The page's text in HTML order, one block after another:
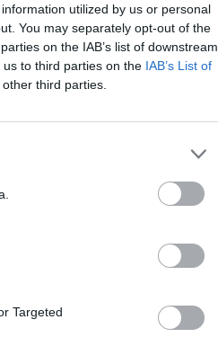
utilized by us or personal
You may separately opt-out of the
on the IAB’s list of downstream
to third parties on the IAB’s List of
third parties.
Targeted